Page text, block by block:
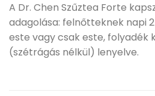
A Dr. Chen Szűztea Forte
adagolása: felnőtteknek napi
este vagy csak este, folyadék
(szétrágás nélkül) lenyelve.